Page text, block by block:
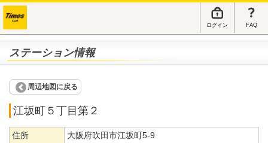
ログイン FAQ
ステーション情報
周辺地図に戻る
江坂町５丁目第２
住所 大阪府吹田市江坂町5-9